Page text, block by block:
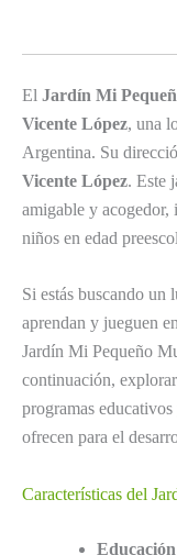
El Jardín Mi
Vicente López, una
Argentina. Su
Vicente López. Este
amigable y acogedor,
niños en edad
Si estás buscando un
aprendan y jueguen
Jardín Mi Pequeño
continuación,
programas
ofrecen para el
Características del